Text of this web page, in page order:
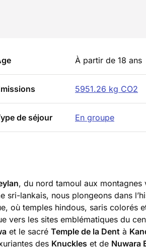
À partir de 18 ans
5951.26 kg CO2
de séjour En groupe
, du nord tamoul aux montagnes
sri-lankais, nous plongeons dans
où temples hindous, saris colorés
vers les sites emblématiques du
et le sacré Temple de la Dent à
des Knuckles et de Nuwara